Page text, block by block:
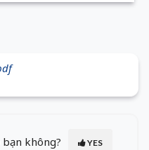
không?
YES